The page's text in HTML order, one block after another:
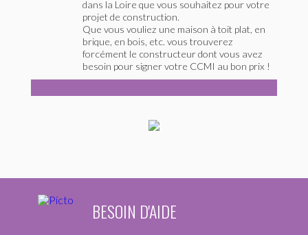
dans la Loire que vous souhaitez pour votre
projet de construction.
Que vous vouliez une maison à toit plat, en
brique, en bois, etc. vous trouverez
forcément le constructeur dont vous avez
besoin pour signer votre CCMI au bon prix !
BESOIN D'AIDE